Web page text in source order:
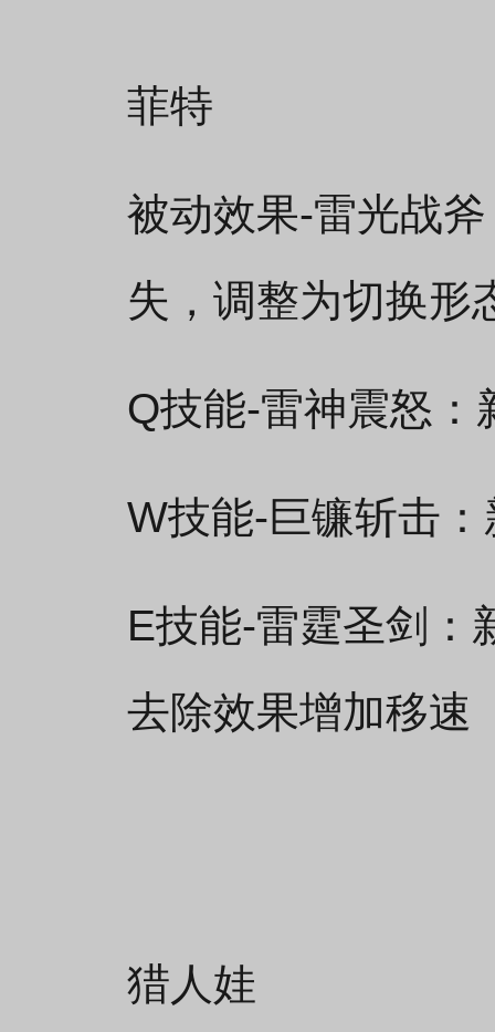
菲特
被动效果-雷光战
失，调整为切换形
Q技能-雷神震怒：
W技能-巨镰斩击
E技能-雷霆圣剑：
去除效果增加移速
猎人娃